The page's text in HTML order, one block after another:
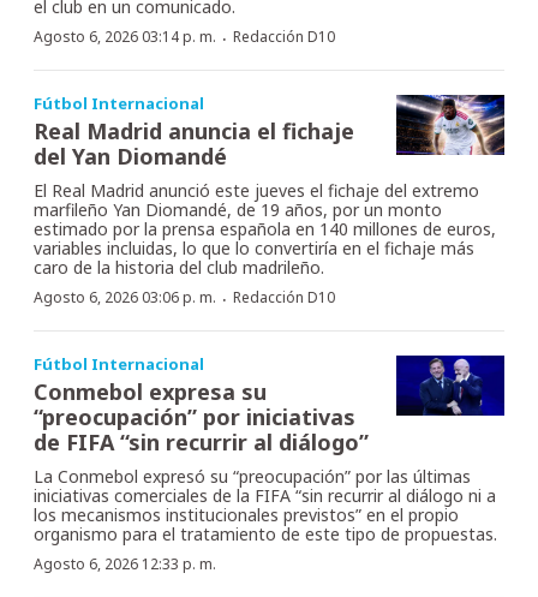
el club en un comunicado.
Agosto 6, 2026 03:14 p. m. · Redacción D10
Fútbol Internacional
Real Madrid anuncia el fichaje
del Yan Diomandé
El Real Madrid anunció este jueves el fichaje del extremo
marfileño Yan Diomandé, de 19 años, por un monto
estimado por la prensa española en 140 millones de euros,
variables incluidas, lo que lo convertiría en el fichaje más
caro de la historia del club madrileño.
Agosto 6, 2026 03:06 p. m. · Redacción D10
Fútbol Internacional
Conmebol expresa su
“preocupación” por iniciativas
de FIFA “sin recurrir al diálogo”
La Conmebol expresó su “preocupación” por las últimas
iniciativas comerciales de la FIFA “sin recurrir al diálogo ni a
los mecanismos institucionales previstos” en el propio
organismo para el tratamiento de este tipo de propuestas.
Agosto 6, 2026 12:33 p. m.